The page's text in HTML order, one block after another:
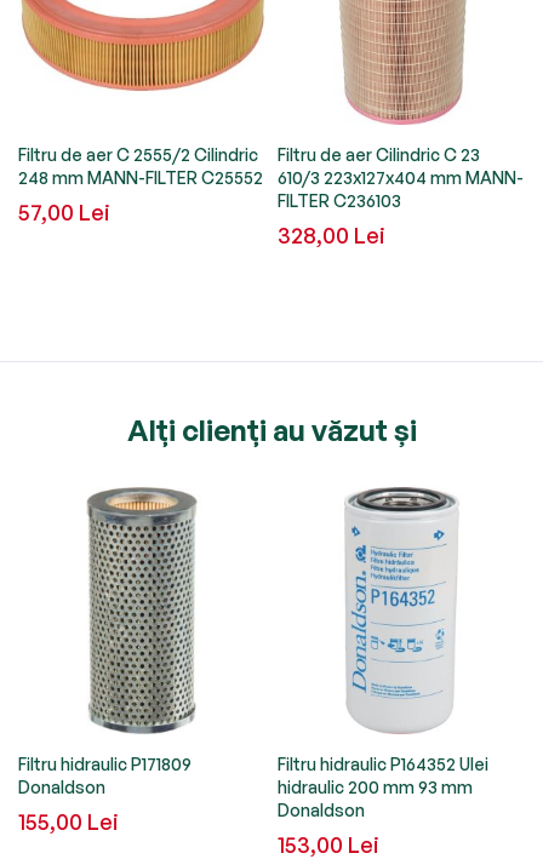
Filtru de aer C 2555/2 Cilindric
248 mm MANN-FILTER C25552
57,00 Lei
Filtru de aer Cilindric C 23
610/3 223x127x404 mm MANN-
FILTER C236103
328,00 Lei
Alți clienți au văzut și
Filtru hidraulic P171809
Donaldson
155,00 Lei
Filtru hidraulic P164352 Ulei
hidraulic 200 mm 93 mm
Donaldson
153,00 Lei